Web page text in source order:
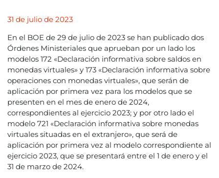
31 de julio de 2023
En el BOE de 29 de julio de 2023 se han publicado dos
Órdenes Ministeriales que aprueban por un lado los
modelos 172 «Declaración informativa sobre saldos en
monedas virtuales» y 173 «Declaración informativa sobre
operaciones con monedas virtuales», que serán de
aplicación por primera vez para los modelos que se
presenten en el mes de enero de 2024,
correspondientes al ejercicio 2023; y por otro lado el
modelo 721 «Declaración informativa sobre monedas
virtuales situadas en el extranjero», que será de
aplicación por primera vez al modelo correspondiente al
ejercicio 2023, que se presentará entre el 1 de enero y el
31 de marzo de 2024.